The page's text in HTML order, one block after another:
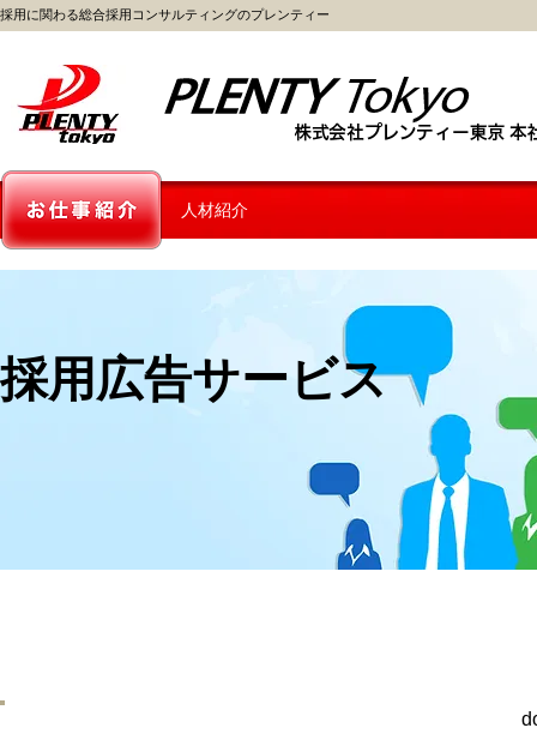
採用に関わる総合採用コンサルティングのプレンティー
人材紹介
採用広告サービス